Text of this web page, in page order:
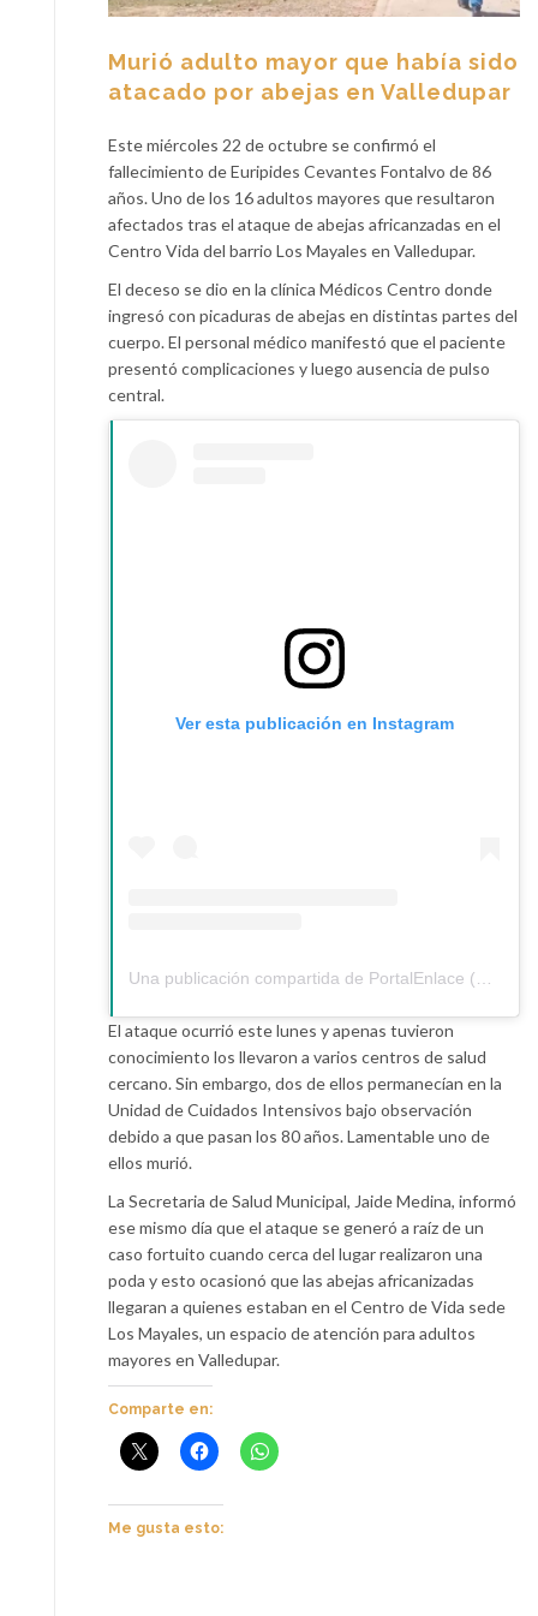
Murió adulto mayor que había sido
atacado por abejas en Valledupar
Este miércoles 22 de octubre se confirmó el
fallecimiento de Euripides Cevantes Fontalvo de 86
años. Uno de los 16 adultos mayores que resultaron
afectados tras el ataque de abejas africanzadas en el
Centro Vida del barrio Los Mayales en Valledupar.
El deceso se dio en la clínica Médicos Centro donde
ingresó con picaduras de abejas en distintas partes del
cuerpo. El personal médico manifestó que el paciente
presentó complicaciones y luego ausencia de pulso
central.
Ver esta publicación en Instagram
El ataque ocurrió este lunes y apenas tuvieron
conocimiento los llevaron a varios centros de salud
cercano. Sin embargo, dos de ellos permanecían en la
Unidad de Cuidados Intensivos bajo observación
debido a que pasan los 80 años. Lamentable uno de
ellos murió.
La Secretaria de Salud Municipal, Jaide Medina, informó
ese mismo día que el ataque se generó a raíz de un
caso fortuito cuando cerca del lugar realizaron una
poda y esto ocasionó que las abejas africanizadas
llegaran a quienes estaban en el Centro de Vida sede
Los Mayales, un espacio de atención para adultos
mayores en Valledupar.
Comparte en:
Me gusta esto: